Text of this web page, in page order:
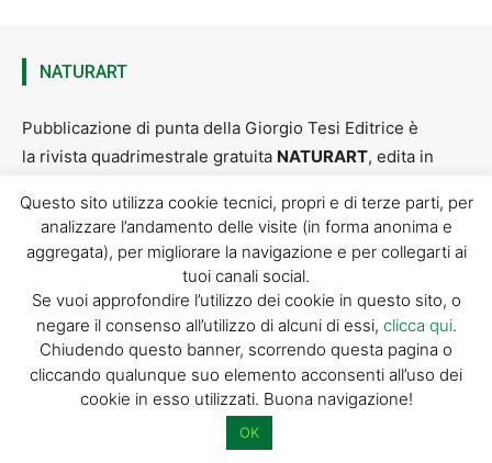
NATURART
Pubblicazione di punta della Giorgio Tesi Editrice è
la rivista quadrimestrale gratuita NATURART, edita in
Italia e all’estero le eccellenze e i tesori custoditi
da Pistoia e dalla sua provincia.
Sfoglia Naturart
Questo sito utilizza cookie tecnici, propri e di terze parti, per
analizzare l’andamento delle visite (in forma anonima e
aggregata), per migliorare la navigazione e per collegarti ai
tuoi canali social.
Se vuoi approfondire l’utilizzo dei cookie in questo sito, o
negare il consenso all’utilizzo di alcuni di essi, clicca qui.
Chiudendo questo banner, scorrendo questa pagina o
cliccando qualunque suo elemento acconsenti all’uso dei
cookie in esso utilizzati. Buona navigazione!
OK